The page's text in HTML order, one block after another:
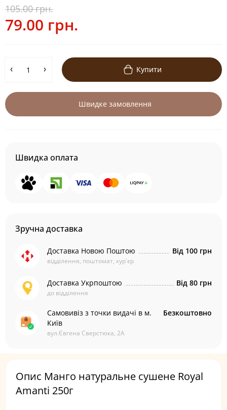
105.00 грн.
79.00 грн.
Купити
Швидке замовлення
Швидка оплата
Зручна доставка
Доставка Новою Поштою
відділення, поштомат, кур'єр
Від 100 грн
Доставка Укрпоштою
до відділення
Від 80 грн
Самовивіз з точки видачі в м.
Київ
вул.Євгена Сверстюка, 2А
Безкоштовно
Опис Манго натуральне сушене Royal
Amanti 250г